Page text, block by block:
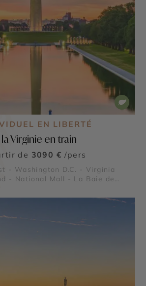
EN LIBERTÉ
Virginie en train
de 3090 € /pers
- Washington D.C. - Virginia
- National Mall - La Baie de